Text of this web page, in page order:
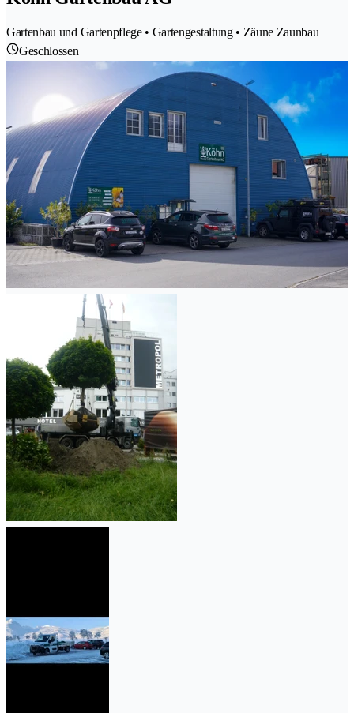
Gartenbau und Gartenpflege • Gartengestaltung • Zäune Zaunbau
Geschlossen